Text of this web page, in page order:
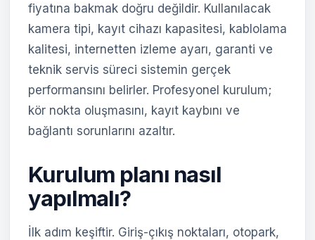
fiyatına bakmak doğru değildir. Kullanılacak
kamera tipi, kayıt cihazı kapasitesi, kablolama
kalitesi, internetten izleme ayarı, garanti ve
teknik servis süreci sistemin gerçek
performansını belirler. Profesyonel kurulum;
kör nokta oluşmasını, kayıt kaybını ve
bağlantı sorunlarını azaltır.
Kurulum planı nasıl
yapılmalı?
İlk adım keşiftir. Giriş-çıkış noktaları, otopark,